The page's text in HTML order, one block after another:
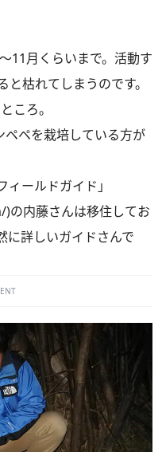
11月くらいまで。活動す
枯れてしまうのです。
ころ。
ペを栽培している方が
ールドガイド」
)の内藤さんは移住してお
に詳しいガイドさんで